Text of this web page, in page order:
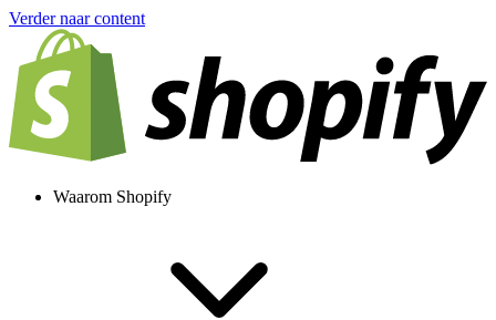
Verder naar content
Waarom Shopify